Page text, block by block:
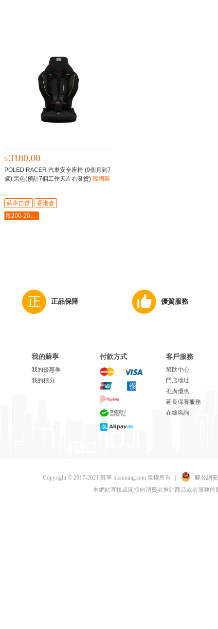
$ 3180.00
POLED RACER 汽車安全座椅 (9個月到7
歲) 黑色(預計7個工作天左右發貨) 韓國製
蘇寧自營
香港倉
每200-20最多-2000
正品保障 優質服務
我的蘇寧
我的優惠券
我的積分
付款方式 客戶服務
幫助中心
門店地址
推廣優惠
延長保養服務
在線咨詢
Copyright © 2017-2021 蘇寧 hksuning.com 版權所有
蘇公網
本網站直接或間接向消費者推銷商品或者服務